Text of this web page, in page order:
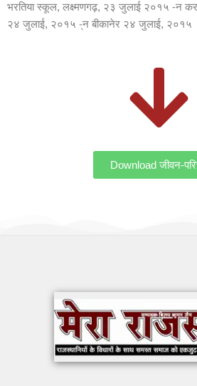
भरतिया स्कूल, लक्ष्मणगढ़, २३ जुलाई २०१५ -न
२४ जुलाई, २०१५ -्न बीकानेर २४ जुलाई, २०१५
Download जीवन-